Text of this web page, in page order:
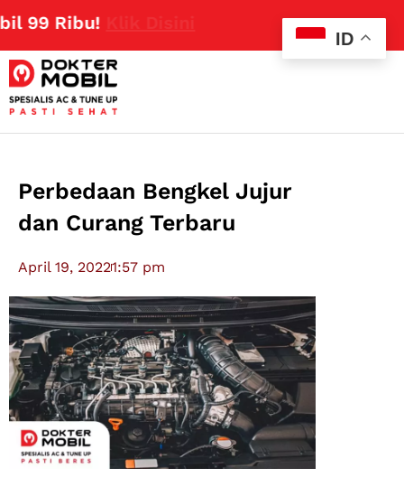
Klik Disini
Perbedaan Bengkel Jujur
dan Curang Terbaru
April 19, 20221:57 pm
ID